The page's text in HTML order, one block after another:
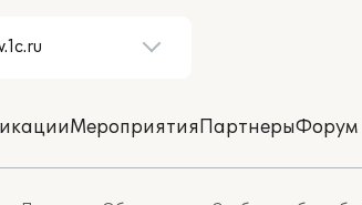
МероприятияПартнерыФорум